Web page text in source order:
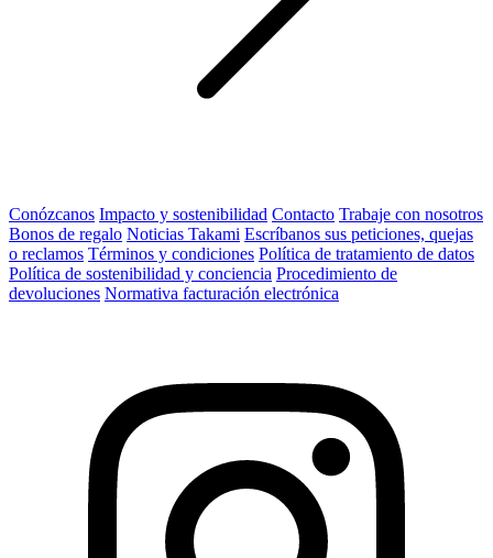
Conózcanos Impacto y sostenibilidad Contacto Trabaje con nosotros
Bonos de regalo Noticias Takami Escríbanos sus peticiones, quejas
o reclamos Términos y condiciones Política de tratamiento de datos
Política de sostenibilidad y conciencia Procedimiento de
devoluciones Normativa facturación electrónica